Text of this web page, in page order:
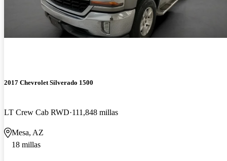
2017 Chevrolet Silverado 1500
LT Crew Cab RWD 111,848 millas
Mesa, AZ
18 millas